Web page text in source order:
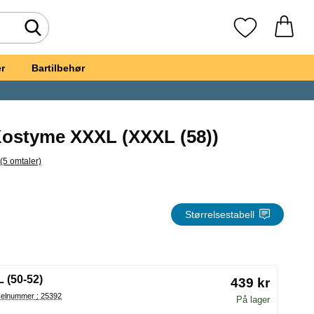
Søk Mine favoritter
Bartilbehør
XXXL (XXXL (58))
alle omtaler
(5 omtaler)
Størrelsestabell
en ny radioknapp vil laste inn siden på
(50-52)
Artikelnummer : 25392
439 kr
På lager